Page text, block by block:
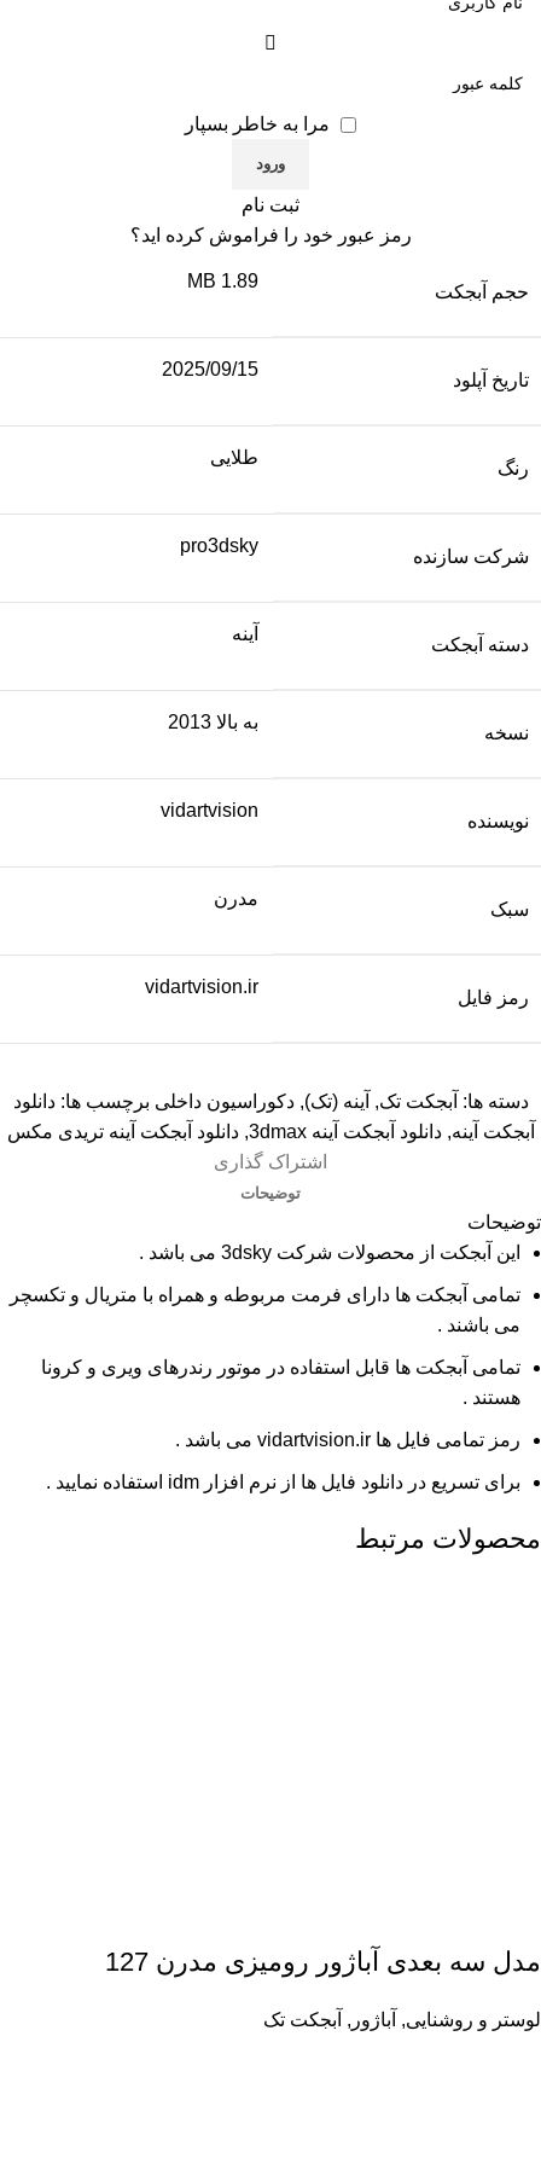
مرا به خاطر بسپار
ثبت نام
رمز عبور خود را فراموش کرده اید؟
حجم آبجکت
1.89 MB
تاریخ آپلود
2025/09/15
رنگ
طلایی
شرکت سازنده
pro3dsky
دسته آبجکت
آینه
نسخه
به بالا 2013
نویسنده
vidartvision
سبک
مدرن
رمز فایل
vidartvision.ir
دسته ها: آبجکت تک, آینه (تک), دکوراسیون داخلی برچسب ها: دانلود
آبجکت آینه, دانلود آبجکت آینه 3dmax , دانلود آبجکت آینه تریدی مکس
اشتراک گذاری
توضیحات
توضیحات
این آبجکت از محصولات شرکت 3dsky می باشد .
تمامی آبجکت ها دارای فرمت مربوطه و همراه با متریال و تکسچر
می باشند .
تمامی آبجکت ها قابل استفاده در موتور رندرهای ویری و کرونا
هستند .
رمز تمامی فایل ها vidartvision.ir می باشد .
برای تسریع در دانلود فایل ها از نرم افزار idm استفاده نمایید .
محصولات مرتبط
مدل سه بعدی آباژور رومیزی مدرن 127
لوستر و روشنایی, آباژور , آبجکت تک